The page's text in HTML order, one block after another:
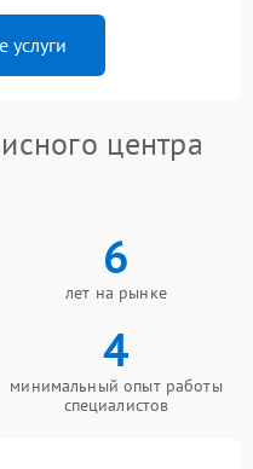
услуги
центра
6
лет на рынке
4
минимальный опыт работы
специалистов